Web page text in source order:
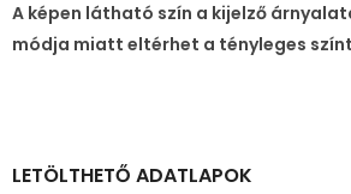
A képen látható szín a kijelző
módja miatt eltérhet a tényleges
LETÖLTHETŐ ADATLAPOK